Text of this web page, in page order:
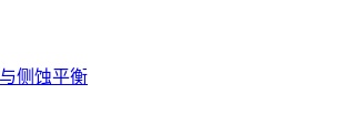
侧蚀平衡